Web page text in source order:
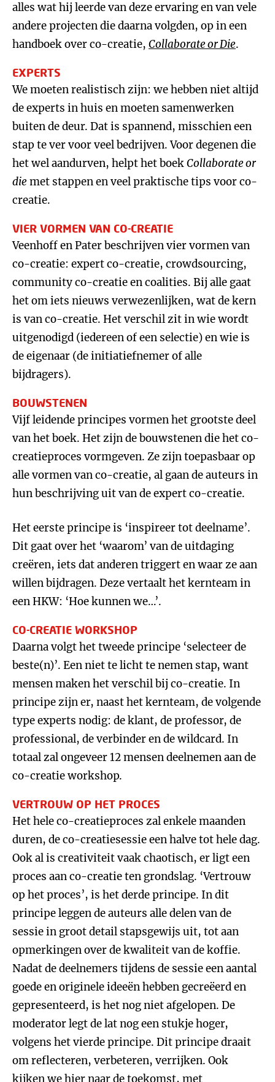
alles wat hij leerde van deze ervaring en van vele
andere projecten die daarna volgden, op in een
handboek over co-creatie, Collaborate or Die.
EXPERTS
We moeten realistisch zijn: we hebben niet altijd
de experts in huis en moeten samenwerken
buiten de deur. Dat is spannend, misschien een
stap te ver voor veel bedrijven. Voor degenen die
het wel aandurven, helpt het boekCollaborate or
die met stappen en veel praktische tips voor co-
creatie.
VIER VORMEN VAN CO-CREATIE
Veenhoff en Pater beschrijven vier vormen van
co-creatie: expert co-creatie, crowdsourcing,
community co-creatie en coalities. Bij alle gaat
het om iets nieuws verwezenlijken, wat de kern
is van co-creatie. Het verschil zit in wie wordt
uitgenodigd (iedereen of een selectie) en wie is
de eigenaar (de initiatiefnemer of alle
bijdragers).
BOUWSTENEN
Vijf leidende principes vormen het grootste deel
van het boek. Het zijn de bouwstenen die het co-
creatieproces vormgeven. Ze zijn toepasbaar op
alle vormen van co-creatie, al gaan de auteurs in
hun beschrijving uit van de expert co-creatie.
Het eerste principe is ‘inspireer tot deelname’.
Dit gaat over het ‘waarom’ van de uitdaging
creëren, iets dat anderen triggert en waar ze aan
willen bijdragen. Deze vertaalt het kernteam in
een HKW: ‘Hoe kunnen we…’.
CO-CREATIE WORKSHOP
Daarna volgt het tweede principe ‘selecteer de
beste(n)’. Een niet te licht te nemen stap, want
mensen maken het verschil bij co-creatie. In
principe zijn er, naast het kernteam, de volgende
type experts nodig: de klant, de professor, de
professional, de verbinder en de wildcard. In
totaal zal ongeveer 12 mensen deelnemen aan de
co-creatie workshop.
VERTROUW OP HET PROCES
Het hele co-creatieproces zal enkele maanden
duren, de co-creatiesessie een halve tot hele dag.
Ook al is creativiteit vaak chaotisch, er ligt een
proces aan co-creatie ten grondslag. ‘Vertrouw
op het proces’, is het derde principe. In dit
principe leggen de auteurs alle delen van de
sessie in groot detail stapsgewijs uit, tot aan
opmerkingen over de kwaliteit van de koffie.
Nadat de deelnemers tijdens de sessie een aantal
goede en originele ideeën hebben gecreëerd en
gepresenteerd, is het nog niet afgelopen. De
moderator legt de lat nog een stukje hoger,
volgens het vierde principe. Dit principe draait
om reflecteren, verbeteren, verrijken. Ook
kijken we hier naar de toekomst, met